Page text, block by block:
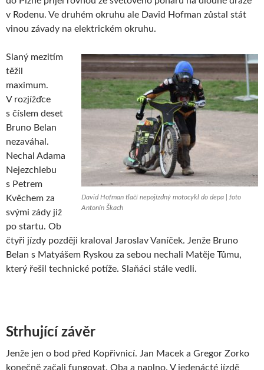
v Rodenu. Ve druhém okruhu ale David Hofman zůstal stát
vinou závady na elektrickém okruhu.
David Hofman tlačí nepojízdný motocykl do depa | foto
Antonín Škach
Slaný mezitím
těžil
maximum.
V rozjížďce
s číslem deset
Bruno Belan
nezaváhal.
Nechal Adama
Nejezchlebu
s Petrem
Kvěchem za
svými zády již
po startu. Ob
čtyři jízdy později kraloval Jaroslav Vaníček. Jenže Bruno
Belan s Matyášem Ryskou za sebou nechali Matěje Tůmu,
který řešil technické potíže. Slaňáci stále vedli.
Strhující závěr
Jenže jen o bod před Kopřivnicí. Jan Macek a Gregor Zorko
konečně začali fungovat. Oba a naplno. V jedenácté jízdě